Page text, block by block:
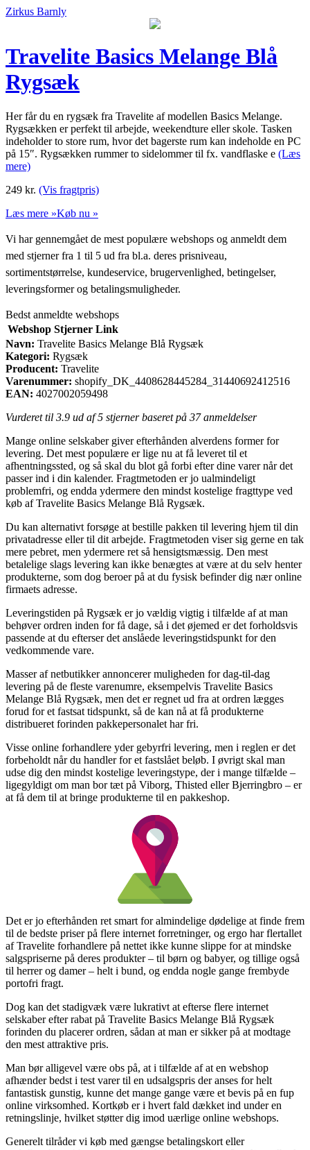
Zirkus Barnly
Travelite Basics Melange Blå
Rygsæk
Her får du en rygsæk fra Travelite af modellen Basics Melange.
Rygsækken er perfekt til arbejde, weekendture eller skole. Tasken
indeholder to store rum, hvor det bagerste rum kan indeholde en PC
på 15″. Rygsækken rummer to sidelommer til fx. vandflaske e (Læs
mere)
249 kr. (Vis fragtpris)
Læs mere »Køb nu »
Vi har gennemgået de mest populære webshops og anmeldt dem
med stjerner fra 1 til 5 ud fra bl.a. deres prisniveau,
sortimentstørrelse, kundeservice, brugervenlighed, betingelser,
leveringsformer og betalingsmuligheder.
Bedst anmeldte webshops
Webshop Stjerner Link
Navn: Travelite Basics Melange Blå Rygsæk
Kategori: Rygsæk
Producent: Travelite
Varenummer: shopify_DK_4408628445284_31440692412516
EAN: 4027002059498
Vurderet til 3.9 ud af 5 stjerner baseret på 37anmeldelser
Mange online selskaber giver efterhånden alverdens former for
levering. Det mest populære er lige nu at få leveret til et
afhentningssted, og så skal du blot gå forbi efter dine varer når det
passer ind i din kalender. Fragtmetoden er jo ualmindeligt
problemfri, og endda ydermere den mindst kostelige fragttype ved
køb af Travelite Basics Melange Blå Rygsæk.
Du kan alternativt forsøge at bestille pakken til levering hjem til din
privatadresse eller til dit arbejde. Fragtmetoden viser sig gerne en tak
mere pebret, men ydermere ret så hensigtsmæssig. Den mest
betalelige slags levering kan ikke benægtes at være at du selv henter
produkterne, som dog beroer på at du fysisk befinder dig nær online
firmaets adresse.
Leveringstiden på Rygsæk er jo vældig vigtig i tilfælde af at man
behøver ordren inden for få dage, så i det øjemed er det forholdsvis
passende at du efterser det anslåede leveringstidspunkt for den
vedkommende vare.
Masser af netbutikker annoncerer muligheden for dag-til-dag
levering på de fleste varenumre, eksempelvis Travelite Basics
Melange Blå Rygsæk, men det er regnet ud fra at ordren lægges
forud for et fastsat tidspunkt, så de kan nå at få produkterne
distribueret forinden pakkepersonalet har fri.
Visse online forhandlere yder gebyrfri levering, men i reglen er det
forbeholdt når du handler for et fastslået beløb. I øvrigt skal man
udse dig den mindst kostelige leveringstype, der i mange tilfælde –
ligegyldigt om man bor tæt på Viborg, Thisted eller Bjerringbro – er
at få dem til at bringe produkterne til en pakkeshop.
Det er jo efterhånden ret smart for almindelige dødelige at finde frem
til de bedste priser på flere internet forretninger, og ergo har flertallet
af Travelite forhandlere på nettet ikke kunne slippe for at mindske
salgspriserne på deres produkter – til børn og babyer, og tillige også
til herrer og damer – helt i bund, og endda nogle gange frembyde
portofri fragt.
Dog kan det stadigvæk være lukrativt at efterse flere internet
selskaber efter rabat på Travelite Basics Melange Blå Rygsæk
forinden du placerer ordren, sådan at man er sikker på at modtage
den mest attraktive pris.
Man bør alligevel være obs på, at i tilfælde af at en webshop
afhænder bedst i test varer til en udsalgspris der anses for helt
fantastisk gunstig, kunne det mange gange være et bevis på en fup
online virksomhed. Kortkøb er i hvert fald dækket ind under en
retningslinje, hvilket støtter dig imod uærlige online webshops.
Generelt tilråder vi køb med gængse betalingskort eller